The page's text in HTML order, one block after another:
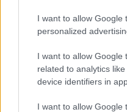
I want to allow Google
personalized
I want to allow Google
related to analytics
device identifiers in
I want to allow Google
ΝΟΜΟΣ